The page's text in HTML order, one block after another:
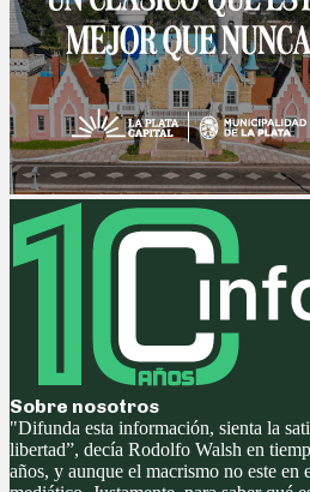
Sobre nosotros
"Difunda esta información, sienta la
libertad”, decía Rodolfo Walsh en
años, y aunque el macrismo no este